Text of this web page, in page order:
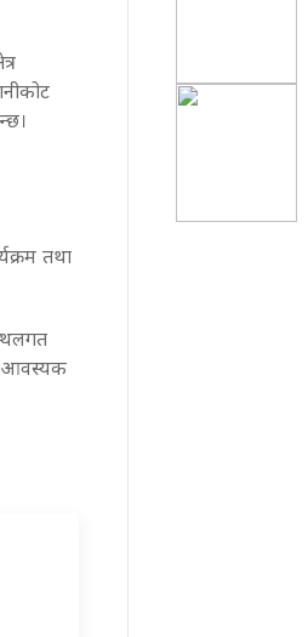
तथा
आवस्यक